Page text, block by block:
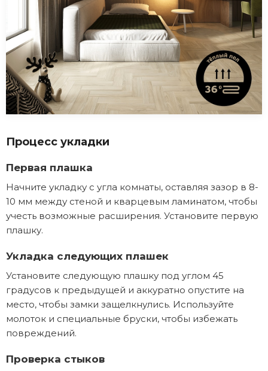
Процесс укладки
Первая плашка
Начните укладку с угла комнаты, оставляя зазор в 8-
10 мм между стеной и кварцевым ламинатом, чтобы
учесть возможные расширения. Установите первую
плашку.
Укладка следующих плашек
Установите следующую плашку под углом 45
градусов к предыдущей и аккуратно опустите на
место, чтобы замки защелкнулись. Используйте
молоток и специальные бруски, чтобы избежать
повреждений.
Проверка стыков